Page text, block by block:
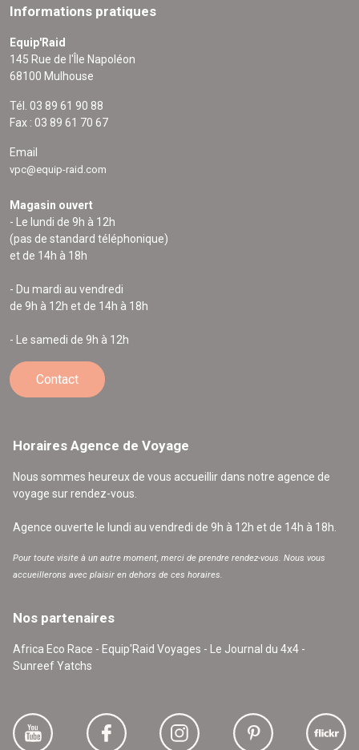
Informations pratiques
Equip'Raid
145 Rue de l'Île Napoléon
68100 Mulhouse
Tél. 03 89 61 90 88
Fax : 03 89 61 70 67
Email
vpc@equip-raid.com
Magasin ouvert
- Le lundi de 9h à 12h
(pas de standard téléphonique)
et de 14h à 18h
- Du mardi au vendredi
de 9h à 12h et de 14h à 18h
- Le samedi de 9h à 12h
Contact
Horaires Agence de Voyage
Nous sommes heureux de vous accueillir dans notre agence de
voyage sur rendez-vous.
Agence ouverte le lundi au vendredi de 9h à 12h et de 14h à 18h.
Pour toute visite à un autre moment, merci de prendre rendez-vous. Nous vous
accueillerons avec plaisir en dehors de ces horaires.
Nos partenaires
Africa Eco Race - Equip'Raid Voyages - Le Journal du 4x4 -
Sunreef Yatchs